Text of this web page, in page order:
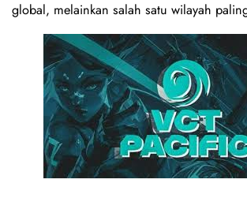
global, melainkan salah satu wilayah